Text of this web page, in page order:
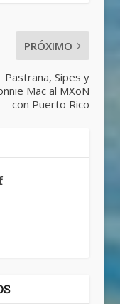
PRÓXIMO
Pastrana, Sipes y
Mac al MXoN
con Puerto Rico